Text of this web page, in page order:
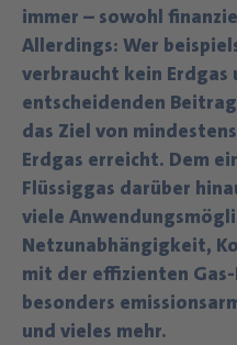
immer – sowohl
Allerdings: Wer
verbraucht kein
entscheidenden
das Ziel von
Erdgas erreicht. Dem
Flüssiggas darüber
viele
Netzunabhängigkeit,
mit der effizienten
besonders
und vieles mehr.